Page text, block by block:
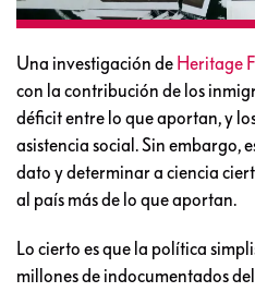
Una investigación de Heritage
con la contribución de los
déficit entre lo que aportan, y
asistencia social. Sin embargo,
dato y determinar a ciencia
al país más de lo que aportan.
Lo cierto es que la política
millones de indocumentados